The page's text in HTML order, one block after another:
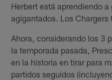
Herbert está aprendiendo
agigantados. Los Chargers
Ahora, considerando los 3
la temporada pasada,
en la historia en tirar para
partidos seguidos